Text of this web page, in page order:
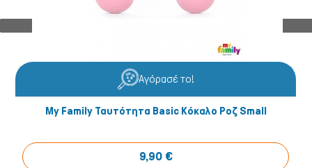
Αγόρασέ το!
My Family Ταυτότητα Basic Κόκαλο Ροζ Small
9,90 €